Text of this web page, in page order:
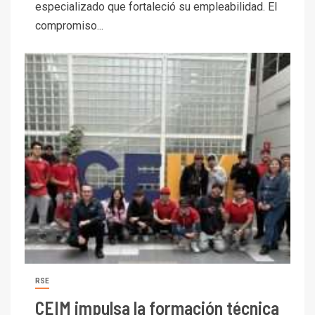
especializado que fortaleció su empleabilidad. El
compromiso...
RSE
CEIM impulsa la formación técnica
3 I+D
PIB minero impacta el
crecimiento regional: Banco
Central reporta resultados
Informe bimensual de